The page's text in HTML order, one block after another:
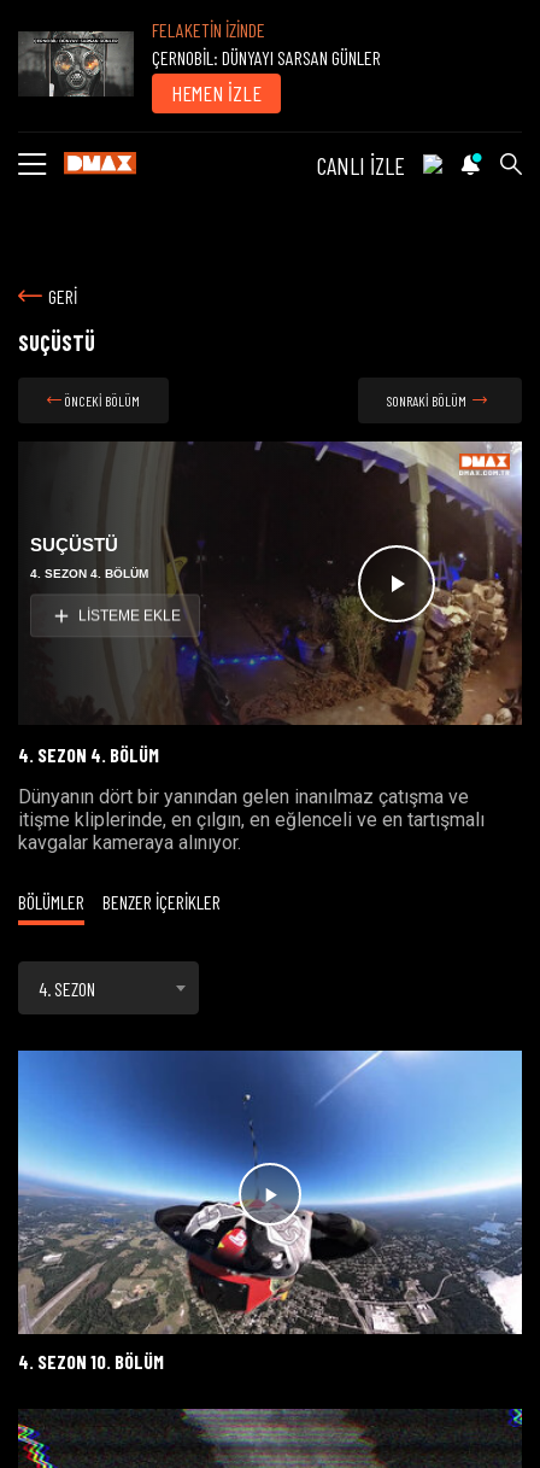
FELAKETİN İZİNDE
ÇERNOBİL: DÜNYAYI SARSAN GÜNLER
HEMEN İZLE
CANLI İZLE
GERİ
SUÇÜSTÜ
ÖNCEKİ BÖLÜM SONRAKİ BÖLÜM
Videoyu
Oynat
SUÇÜSTÜ
4. SEZON 4. BÖLÜM
LİSTEME EKLE
4. SEZON 4. BÖLÜM
Dünyanın dört bir yanından gelen inanılmaz çatışma ve
itişme kliplerinde, en çılgın, en eğlenceli ve en tartışmalı
kavgalar kameraya alınıyor.
BÖLÜMLER BENZER İÇERİKLER
4. SEZON
4. SEZON 10. BÖLÜM